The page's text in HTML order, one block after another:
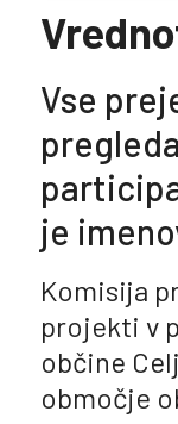
Vse
je
Komisija
projekti v
občine
območje